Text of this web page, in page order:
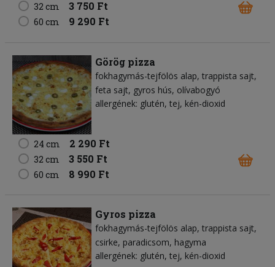
32 cm 3 750 Ft
60 cm 9 290 Ft
Görög pizza
fokhagymás-tejfölös alap trappista sajt
feta sajt gyros hús olívabogyó
allergének: glutén, tej, kén-dioxid
24 cm 2 290 Ft
32 cm 3 550 Ft
60 cm 8 990 Ft
Gyros pizza
fokhagymás-tejfölös alap trappista sajt
csirke paradicsom hagyma
allergének: glutén, tej, kén-dioxid